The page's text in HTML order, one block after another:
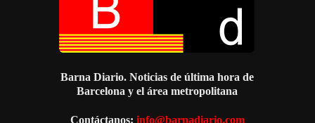
Barna Diario. Noticias de última hora de
Barcelona y el área metropolitana
Contáctanos: info@barnadiario.com